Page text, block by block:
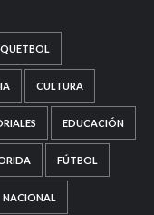
CULTURA
EDUCACIÓN
FÚTBOL
NACIONAL